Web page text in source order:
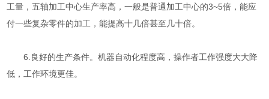
工量，五轴加工中心生产率高，一般是普通加工中心的3~5倍，能应
付一些复杂零件的加工，能提高十几倍甚至几十倍。
6.良好的生产条件。机器自动化程度高，操作者工作强度大大降
低，工作环境更佳。